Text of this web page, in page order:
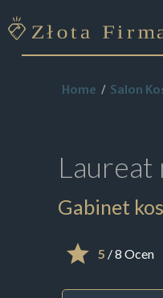
Home Salon
Laureat
Gabinet
5 / 8 Ocen